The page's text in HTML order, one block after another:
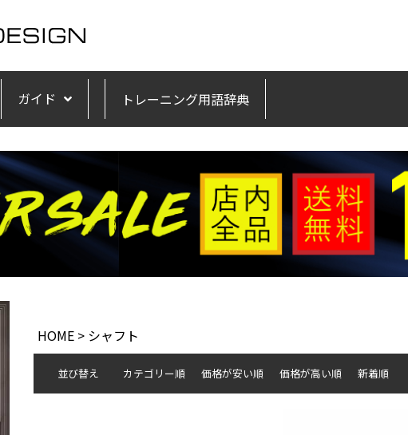
ガイド トレーニング用語辞典
HOME シャフト
並び替え カテゴリー順 価格が安い順 価格が高い順 新着順